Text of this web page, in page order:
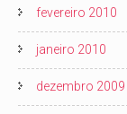
fevereiro 2010
janeiro 2010
dezembro 2009